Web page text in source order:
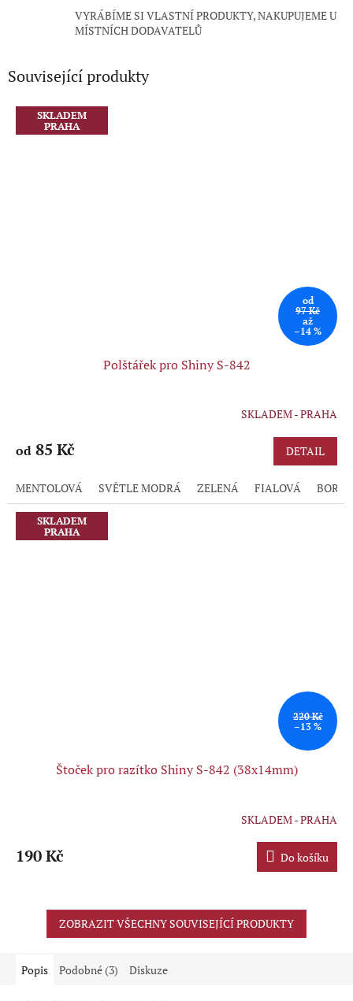
VYRÁBÍME SI VLASTNÍ PRODUKTY, NAKUPUJEME U
MÍSTNÍCH DODAVATELŮ
Související produkty
SKLADEM
PRAHA
od
97 Kč
až
–14 %
Polštářek pro Shiny S-842
produktu
z
5
hvězdiček.
SKLADEM - PRAHA
od 85 Kč DETAIL
MENTOLOVÁ SVĚTLE MODRÁ ZELENÁ FIALOVÁ
SKLADEM
PRAHA
220 Kč
–13 %
Štoček pro razítko Shiny S-842 (38x14mm)
produktu
je
hvězdiček.
SKLADEM - PRAHA
190 Kč Do košíku
ZOBRAZIT VŠECHNY SOUVISEJÍCÍ PRODUKTY
Popis Podobné (3) Diskuze